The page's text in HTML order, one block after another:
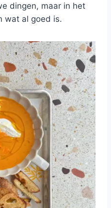
dingen, maar in het
wat al goed is.